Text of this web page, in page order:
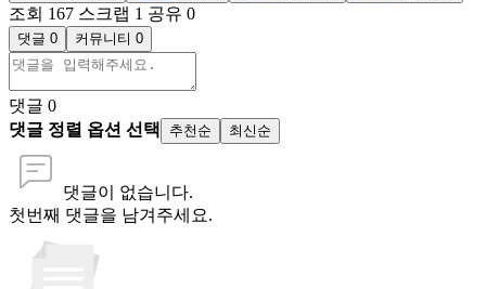
조회 167 스크랩 1 공유 0
댓글 0 커뮤니티 0
댓글 0
댓글 정렬 옵션 선택
추천순 최신순
댓글이 없습니다.
첫번째 댓글을 남겨주세요.